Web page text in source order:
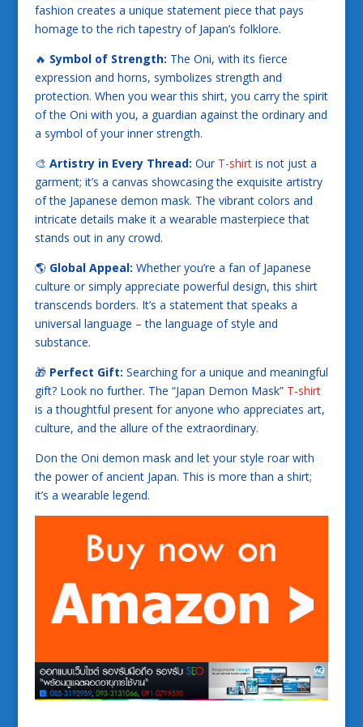
fashion creates a unique statement piece that pays
homage to the rich tapestry of Japan’s folklore.
🔥 Symbol of Strength: The Oni, with its fierce
expression and horns, symbolizes strength and
protection. When you wear this shirt, you carry the spirit
of the Oni with you, a guardian against the ordinary and
a symbol of your inner strength.
🎨 Artistry in Every Thread: Our T-shirtis not just a
garment; it’s a canvas showcasing the exquisite artistry
of the Japanese demon mask. The vibrant colors and
intricate details make it a wearable masterpiece that
stands out in any crowd.
🌎 Global Appeal: Whether you’re a fan of Japanese
culture or simply appreciate powerful design, this shirt
transcends borders. It’s a statement that speaks a
universal language – the language of style and
substance.
🎁 Perfect Gift: Searching for a unique and meaningful
gift? Look no further. The “Japan Demon Mask” T-shirt
is a thoughtful present for anyone who appreciates art,
culture, and the allure of the extraordinary.
Don the Oni demon mask and let your style roar with
the power of ancient Japan. This is more than a shirt;
it’s a wearable legend.